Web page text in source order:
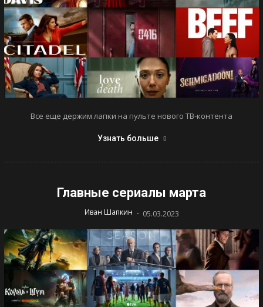
Все еще держим лапки на пульте нового ТВ-контента
Узнать больше
Главные сериалы марта
Иван Шапкин - 05.03.2023